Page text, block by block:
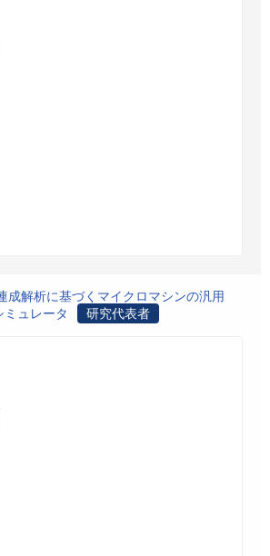
成解析に基づくマイクロマシンの汎用
ミュレータ
研究代表者